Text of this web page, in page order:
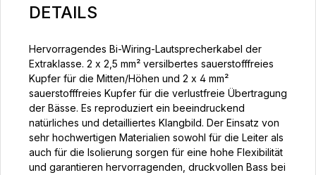
DETAILS
Hervorragendes Bi-Wiring-Lautsprecherkabel der
Extraklasse. 2 x 2,5 mm² versilbertes sauerstofffreies
Kupfer für die Mitten/Höhen und 2 x 4 mm²
sauerstofffreies Kupfer für die verlustfreie Übertragung
der Bässe. Es reproduziert ein beeindruckend
natürliches und detailliertes Klangbild. Der Einsatz von
sehr hochwertigen Materialien sowohl für die Leiter als
auch für die Isolierung sorgen für eine hohe Flexibilität
und garantieren hervorragenden, druckvollen Bass bei